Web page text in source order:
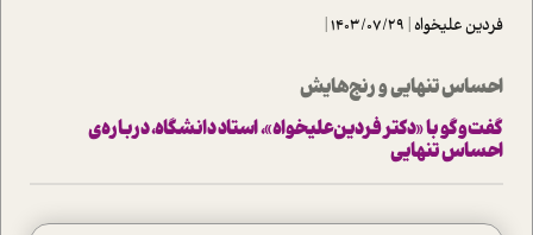
فردين‌ عليخواه|
1403/07/29
|
احساس تنهایی و رنج‌هایش
گفت‌وگو با «دکتر فردین‌علیخواه»، ا‌ستاد دانشگاه، درباره‌ی
احساس تنهایی